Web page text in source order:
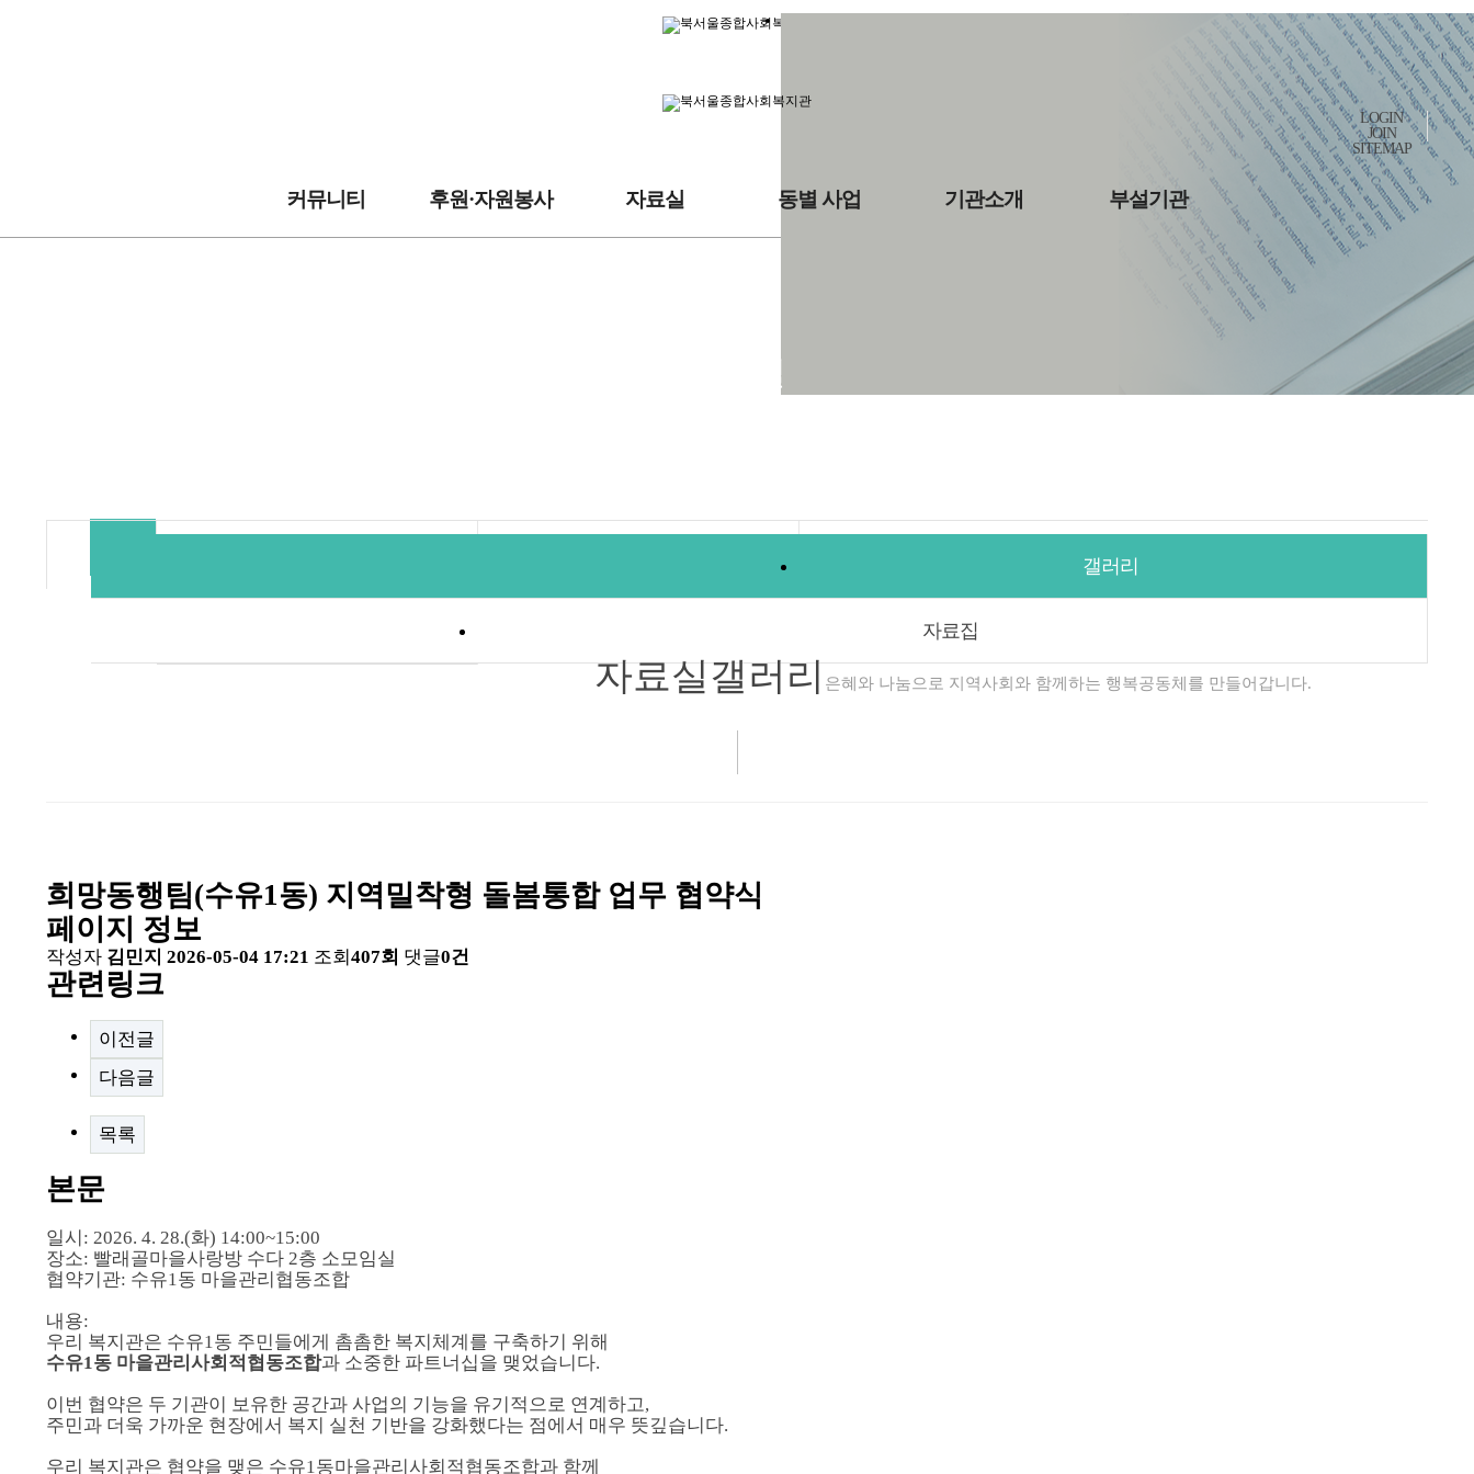
LOGIN
JOIN
SITEMAP
커뮤니티 후원·자원봉사 자료실 동별 사업 기관소개 부설기관
자료실
갤러리
자료집
자료실갤러리은혜와 나눔으로 지역사회와 함께하는 행복공동체를 만들어갑니다.
희망동행팀(수유1동) 지역밀착형 돌봄통합 업무 협약식
페이지 정보
작성자 김민지 2026-05-04 17:21 조회407회 댓글0건
관련링크
이전글
다음글
목록
본문
일시: 2026. 4. 28.(화) 14:00~15:00
장소: 빨래골마을사랑방 수다 2층 소모임실
협약기관: 수유1동 마을관리협동조합
내용:
우리 복지관은 수유1동 주민들에게 촘촘한 복지체계를 구축하기 위해
수유1동 마을관리사회적협동조합과 소중한 파트너십을 맺었습니다.
이번 협약은 두 기관이 보유한 공간과 사업의 기능을 유기적으로 연계하고,
주민과 더욱 가까운 현장에서 복지 실천 기반을 강화했다는 점에서 매우 뜻깊습니다.
우리 복지관은 협약을 맺은 수유1동마을관리사회적협동조합과 함께